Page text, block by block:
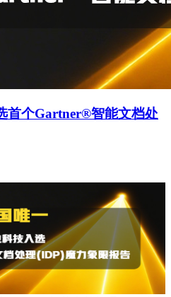
首个Gartner®智能文档处